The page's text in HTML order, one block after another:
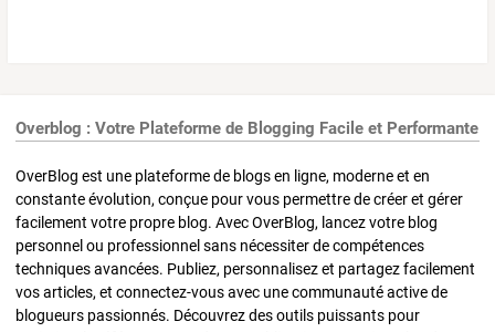
Overblog : Votre Plateforme de Blogging Facile et Performante
OverBlog est une plateforme de blogs en ligne, moderne et en
constante évolution, conçue pour vous permettre de créer et gérer
facilement votre propre blog. Avec OverBlog, lancez votre blog
personnel ou professionnel sans nécessiter de compétences
techniques avancées. Publiez, personnalisez et partagez facilement
vos articles, et connectez-vous avec une communauté active de
blogueurs passionnés. Découvrez des outils puissants pour